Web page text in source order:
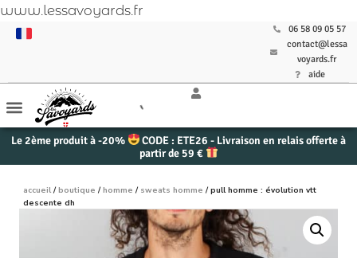
www.lessavoyards.fr
06 58 09 05 57
contact@lessa
voyards.fr
aide
Le 2ème produit à -20%
CODE : ETE26 - Livraison en relais offerte à
partir de 59 €
accueil / boutique / homme / sweats homme / pull homme : évolution vtt
descente dh